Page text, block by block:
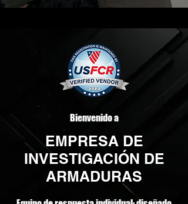
Bienvenido a
EMPRESA DE
INVESTIGACIÓN DE
ARMADURAS